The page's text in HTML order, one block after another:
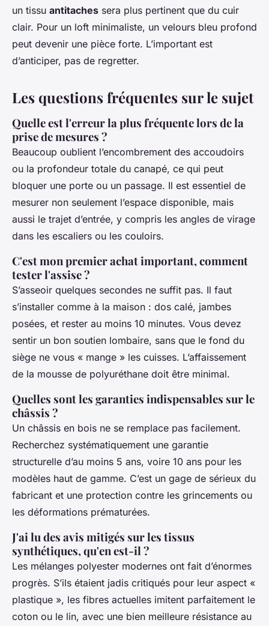
un tissu antitaches sera plus pertinent que du cuir
clair. Pour un loft minimaliste, un velours bleu profond
peut devenir une pièce forte. L’important est
d’anticiper, pas de regretter.
Les questions fréquentes sur le sujet
Quelle est l'erreur la plus fréquente lors de la
prise de mesures ?
Beaucoup oublient l’encombrement des accoudoirs
ou la profondeur totale du canapé, ce qui peut
bloquer une porte ou un passage. Il est essentiel de
mesurer non seulement l’espace disponible, mais
aussi le trajet d’entrée, y compris les angles de virage
dans les escaliers ou les couloirs.
C'est mon premier achat important, comment
tester l'assise ?
S’asseoir quelques secondes ne suffit pas. Il faut
s’installer comme à la maison : dos calé, jambes
posées, et rester au moins 10 minutes. Vous devez
sentir un bon soutien lombaire, sans que le fond du
siège ne vous « mange » les cuisses. L’affaissement
de la mousse de polyuréthane doit être minimal.
Quelles sont les garanties indispensables sur le
châssis ?
Un châssis en bois ne se remplace pas facilement.
Recherchez systématiquement une garantie
structurelle d’au moins 5 ans, voire 10 ans pour les
modèles haut de gamme. C’est un gage de sérieux du
fabricant et une protection contre les grincements ou
les déformations prématurées.
J'ai lu des avis mitigés sur les tissus
synthétiques, qu'en est-il ?
Les mélanges polyester modernes ont fait d’énormes
progrès. S’ils étaient jadis critiqués pour leur aspect «
plastique », les fibres actuelles imitent parfaitement le
coton ou le lin, avec une bien meilleure résistance au